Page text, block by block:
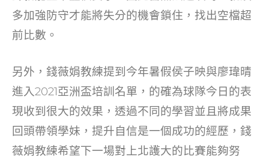
多加強防守才能將失分的機會鎖住，找出空檔超
前比數。
另外，錢薇娟教練提到今年暑假侯子映與廖瑋晴
進入2021亞洲盃培訓名單，的確為球隊今日的表
現收到很大的效果，透過不同的學習並且將成果
回頭帶領學妹，提升自信是一個成功的經歷，錢
薇娟教練希望下一場對上北護大的比賽能夠努